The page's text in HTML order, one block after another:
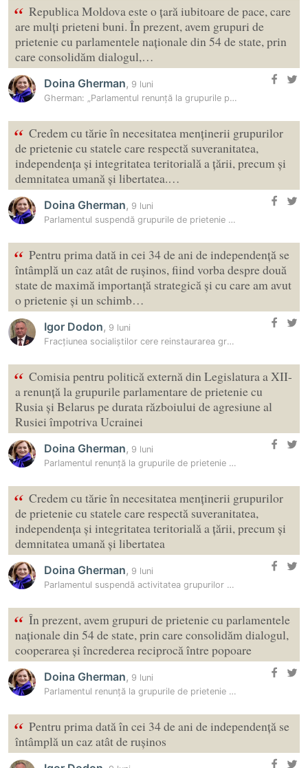
“ Republica Moldova este o țară iubitoare de pace, care
are mulți prieteni buni. În prezent, avem grupuri de
prietenie cu parlamentele naționale din 54 de state, prin
care consolidăm dialogul,…
Doina Gherman, 9 luni
Gherman: „Parlamentul renunță la grupurile parlamentare de prietenie…
“ Credem cu tărie în necesitatea menținerii grupurilor
de prietenie cu statele care respectă suveranitatea,
independența și integritatea teritorială a țării, precum și
demnitatea umană și libertatea.…
Doina Gherman, 9 luni
Parlamentul suspendă grupurile de prietenie cu Rusia și Belarus, pe…
“ Pentru prima dată in cei 34 de ani de independență se
întâmplă un caz atât de rușinos, fiind vorba despre două
state de maximă importanță strategică și cu care am avut
o prietenie și un schimb…
Igor Dodon, 9 luni
Fracțiunea socialiștilor cere reinstaurarea grupurilor de prietenie cu…
“ Comisia pentru politică externă din Legislatura a XII-
a renunță la grupurile parlamentare de prietenie cu
Rusia și Belarus pe durata războiului de agresiune al
Rusiei împotriva Ucrainei
Doina Gherman, 9 luni
Parlamentul renunță la grupurile de prietenie cu Rusia și Belarus
“ Credem cu tărie în necesitatea menținerii grupurilor
de prietenie cu statele care respectă suveranitatea,
independența și integritatea teritorială a țării, precum și
demnitatea umană și libertatea
Doina Gherman, 9 luni
Parlamentul suspendă activitatea grupurilor de prietenie cu Rusia și…
“ În prezent, avem grupuri de prietenie cu parlamentele
naționale din 54 de state, prin care consolidăm dialogul,
cooperarea și încrederea reciprocă între popoare
Doina Gherman, 9 luni
Parlamentul renunță la grupurile de prietenie cu Rusia și Belarus
“ Pentru prima dată în cei 34 de ani de independență se
întâmplă un caz atât de rușinos